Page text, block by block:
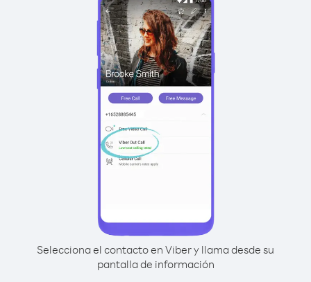
Selecciona el contacto en Viber y llama desde su
pantalla de información